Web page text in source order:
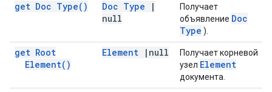
get Doc Type( ) Doc Type
|
null
Получает
объявление Doc
Type ).
get Root
Element( )
Element | null
Получает корневой
узел Element
документа.